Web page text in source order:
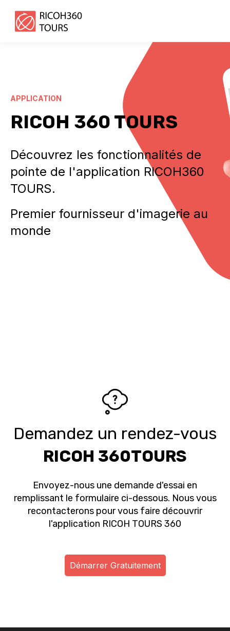
APPLICATION
RICOH 360 TOURS
Découvrez les fonctionnalités de
pointe de l'application RICOH360
TOURS.
Premier fournisseur d'imagerie au
monde
Demandez un rendez-vous
RICOH 360TOURS
Envoyez-nous une demande d'essai en
remplissant le formulaire ci-dessous. Nous vous
recontacterons pour vous faire découvrir
l'application RICOH TOURS 360
Démarrer Gratuitement